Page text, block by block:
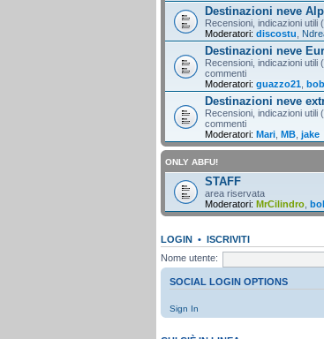
Destinazioni neve
Recensioni, indicazioni utili
Moderatori: discostu
Destinazioni neve
Recensioni, indicazioni
commenti
Moderatori: guazzo21
Destinazioni neve
Recensioni, indicazioni
commenti
Moderatori: Mari MB jake
ONLY ABFU!
STAFF
area riservata
Moderatori: MrCilindro
LOGIN • ISCRIVITI
Nome utente:
SOCIAL LOGIN OPTIONS
Sign In